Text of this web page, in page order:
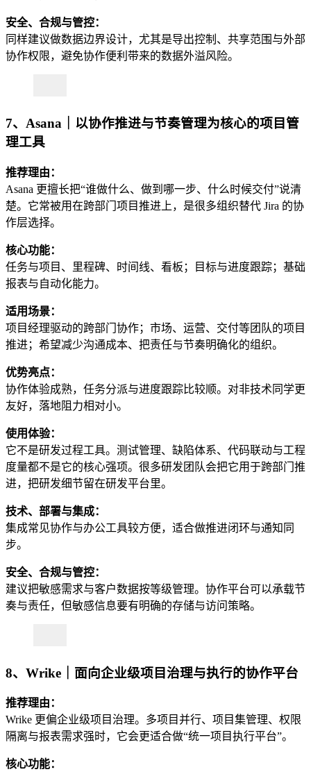
安全、合规与管控：
同样建议做数据边界设计，尤其是导出控制、共享范围与外部
协作权限，避免协作便利带来的数据外溢风险。
7、Asana｜以协作推进与节奏管理为核心的项目管
理工具
推荐理由：
Asana 更擅长把“谁做什么、做到哪一步、什么时候交付”说清
楚。它常被用在跨部门项目推进上，是很多组织替代 Jira 的协
作层选择。
核心功能：
任务与项目、里程碑、时间线、看板；目标与进度跟踪；基础
报表与自动化能力。
适用场景：
项目经理驱动的跨部门协作；市场、运营、交付等团队的项目
推进；希望减少沟通成本、把责任与节奏明确化的组织。
优势亮点：
协作体验成熟，任务分派与进度跟踪比较顺。对非技术同学更
友好，落地阻力相对小。
使用体验：
它不是研发过程工具。测试管理、缺陷体系、代码联动与工程
度量都不是它的核心强项。很多研发团队会把它用于跨部门推
进，把研发细节留在研发平台里。
技术、部署与集成：
集成常见协作与办公工具较方便，适合做推进闭环与通知同
步。
安全、合规与管控：
建议把敏感需求与客户数据按等级管理。协作平台可以承载节
奏与责任，但敏感信息要有明确的存储与访问策略。
8、Wrike｜面向企业级项目治理与执行的协作平台
推荐理由：
Wrike 更偏企业级项目治理。多项目并行、项目集管理、权限
隔离与报表需求强时，它会更适合做“统一项目执行平台”。
核心功能：